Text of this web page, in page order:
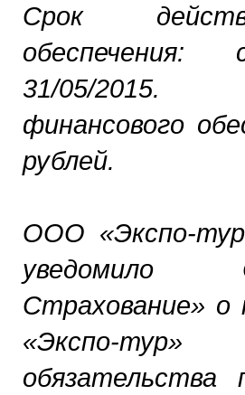
Срок
31/05/
финансового
рублей.
ООО «Экспо-
Страхование»
«Экспо-тур»